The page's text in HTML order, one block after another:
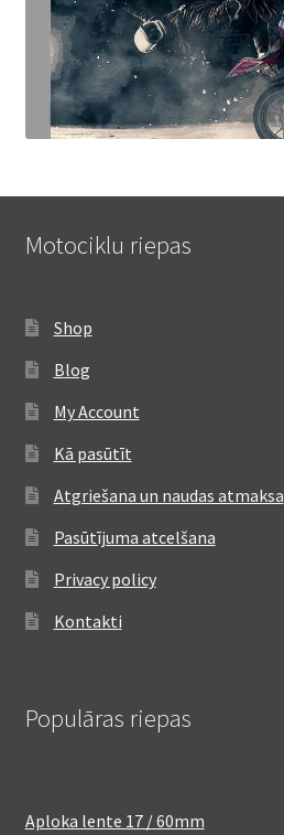
Motociklu riepas
Shop
Blog
My Account
Kā pasūtīt
Atgriešana un naudas atmaksa
Pasūtījuma atcelšana
Privacy policy
Kontakti
Populāras riepas
Aploka lente 17 / 60mm